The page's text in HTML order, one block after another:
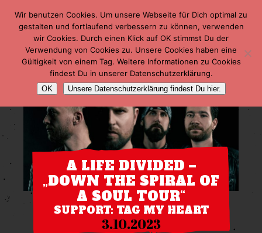
A LIFE DIVIDED –
„DOWN THE SPIRAL OF
A SOUL TOUR“
SUPPORT: TAG MY HEART
3.10.2023
Wir benutzen Cookies. Um unsere Webseite für Dich optimal zu
gestalten und fortlaufend verbessern zu können, verwenden
wir Cookies. Durch einen Klick auf OK stimmst Du der
Verwendung von Cookies zu. Unsere Cookies haben eine
Gültigkeit von einem Tag. Weitere Informationen zu Cookies
findest Du in unserer Datenschutzerklärung.
OK Unsere Datenschutzerklärung findest Du hier.